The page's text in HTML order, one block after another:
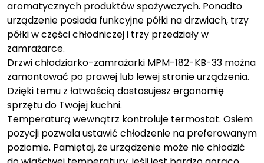
aromatycznych produktów spożywczych. Ponadto
urządzenie posiada funkcyjne półki na drzwiach, trzy
półki w części chłodniczej i trzy przedziały w
zamrażarce.
Drzwi chłodziarko-zamrażarki MPM-182-KB-33 można
zamontować po prawej lub lewej stronie urządzenia.
Dzięki temu z łatwością dostosujesz ergonomię
sprzętu do Twojej kuchni.
Temperaturą wewnątrz kontroluje termostat. Osiem
pozycji pozwala ustawić chłodzenie na preferowanym
poziomie. Pamiętaj, że urządzenie może nie chłodzić